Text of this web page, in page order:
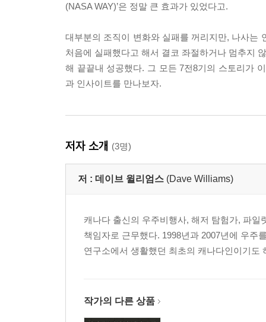
(NASA WAY)’은 정말 큰 효과가 있었다고.
대부분의 조직이 변화와 실패를 꺼리지만, 나사는
처음에 실패했다고 해서 결코 좌절하거나 멈추지
해 끝끝내 성공했다. 그 모든 7전8기의 스토리가
과 인사이트를 만나보자.
저자 소개 (3명)
저 : 데이브 윌리엄스 (Dave Williams)
캐나다 출신의 우주비행사, 해저 탐험가, 파
책임자로 근무했다. 1998년과 2007년에 우주
연구소에서 생활했던 최초의 캐나다인이기도
작가의 다른 상품